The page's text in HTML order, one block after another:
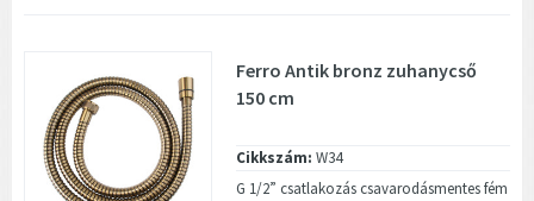
Ferro Antik bronz zuhanycső
150 cm
Cikkszám: W34
G 1/2” csatlakozás csavarodásmentes fém